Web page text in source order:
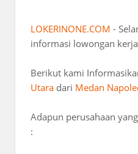
LOKERINONE.COM -
informasi lowongan
Berikut kami
Utara dari Medan
Adapun perusahaan
: